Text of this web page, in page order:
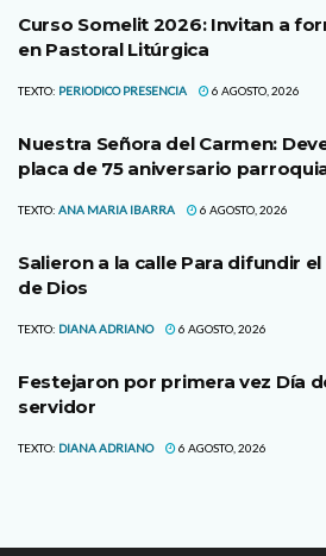
Curso Somelit 2026: Invitan a
en Pastoral Litúrgica
TEXTO: PERIODICO PRESENCIA 6 AGOSTO, 2026
Nuestra Señora del Carmen:
placa de 75 aniversario
TEXTO: ANA MARIA IBARRA 6 AGOSTO, 2026
Salieron a la calle Para difundir
de Dios
TEXTO: DIANA ADRIANO 6 AGOSTO, 2026
Festejaron por primera vez Día
servidor
TEXTO: DIANA ADRIANO 6 AGOSTO, 2026